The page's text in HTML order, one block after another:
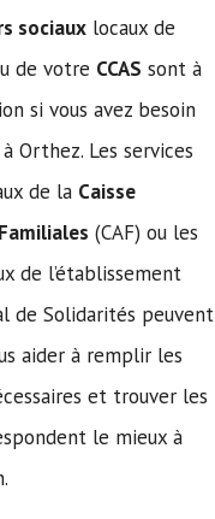
sociaux locaux de
de votre CCAS sont à
si vous avez besoin
à Orthez. Les services
de la Caisse
(CAF) ou les
de l’établissement
de Solidarités peuvent
aider à remplir les
et trouver les
le mieux à